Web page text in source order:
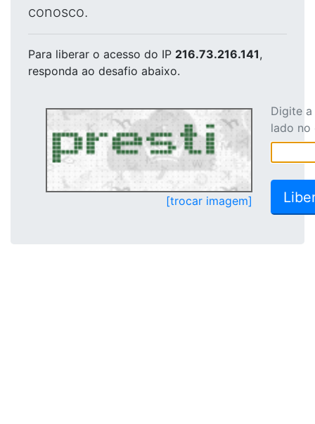
conosco.
Para liberar o acesso do IP 216.73.216.141,
responda ao desafio abaixo.
[trocar imagem]
Digite
lado no